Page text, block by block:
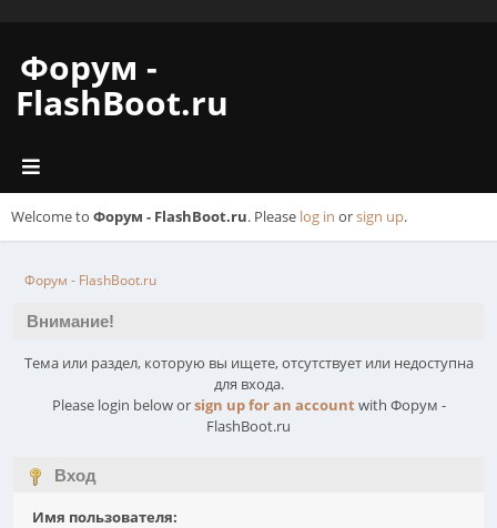
Форум -
FlashBoot.ru
Welcome to Форум - FlashBoot.ru. Please log in orsign up.
Форум - FlashBoot.ru
Внимание!
Тема или раздел, которую вы ищете, отсутствует или недоступна
для входа.
Please login below orsign up for an accountwith Форум -
FlashBoot.ru
Вход
Имя пользователя: